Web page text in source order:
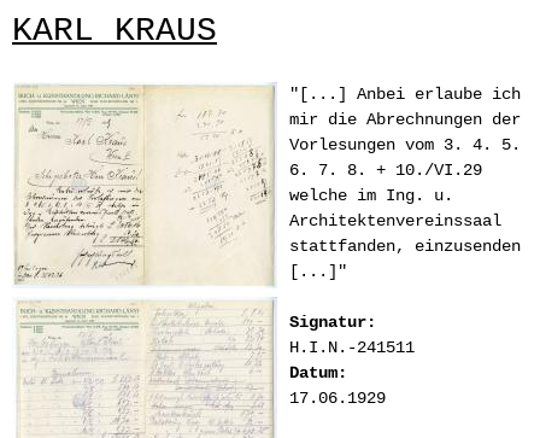
KARL KRAUS
"[...] Anbei erlaube ich
mir die Abrechnungen der
Vorlesungen vom 3. 4. 5.
6. 7. 8. + 10./VI.29
welche im Ing. u.
Architektenvereinssaal
stattfanden, einzusenden
[...]"
Signatur:
H.I.N.-241511
Datum:
17.06.1929